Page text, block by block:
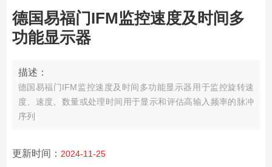
德国易福门IFM监控速度及时间多
功能显示器
描述：
德国易福门IFM监控速度及时间多功能显示器 用于监控旋转速
度、速度、数量或处理时间 用于显示和评估高输入频率的脉冲
序列
更新时间： 2024-11-25